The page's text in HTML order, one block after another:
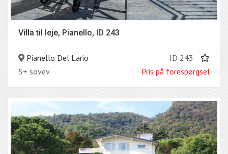
Villa til leje, Pianello, ID 243
Pianello Del Lario
ID 243
5+ sovev.
Pris på forespørgsel